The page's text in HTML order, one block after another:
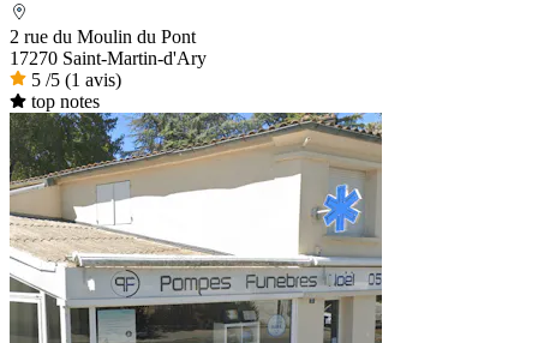
2 rue du Moulin du Pont
17270 Saint-Martin-d'Ary
5 /5 (1 avis)
top notes